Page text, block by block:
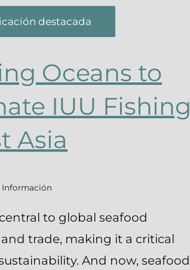
destacada
Oceans to
IUU Fishing
Asia
Información
to global seafood
trade, making it a critical
And now, seafood